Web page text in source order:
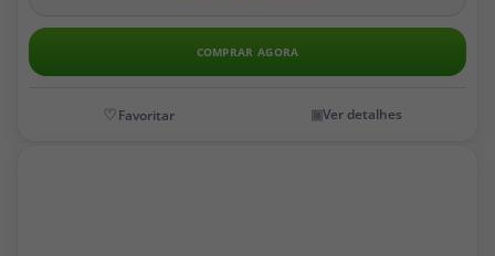
COMPRAR AGORA
Ver detalhes